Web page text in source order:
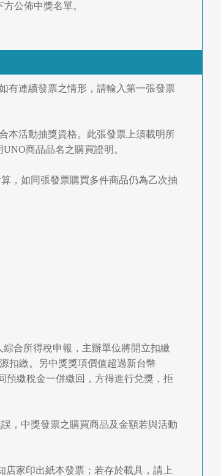
公佈中獎名單。
有連續發票之情形，請輸入第一張發票
本活動抽獎資格。此張發票上須載明所
商品品名之購買證明。
，如同張發票購買多件商品仍為乙次抽
合所得稅申報，主辦單位將開立扣繳
扣繳。另中獎獎項價值超過新台幣
預繳稅金一併繳回，方得進行兌獎，拒
，中獎發票之購買商品及金額若與活動
店家印出紙本發票；若存於載具，請上